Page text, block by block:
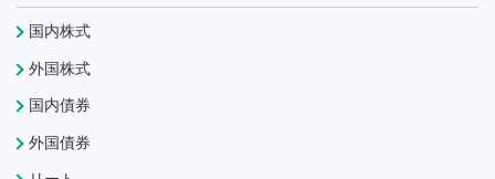
国内株式
外国株式
国内債券
外国債券